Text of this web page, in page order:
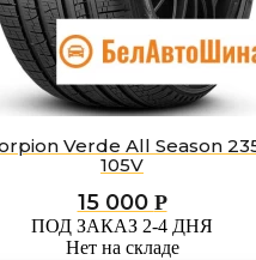
Verde All Season
105V
15 000 Р
ПОД ЗАКАЗ 2-4 ДНЯ
Нет на складе